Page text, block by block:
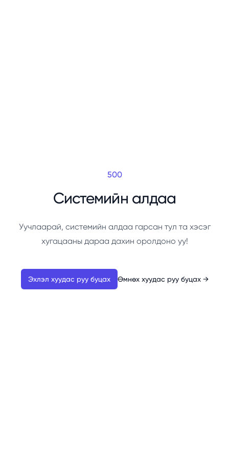
500
Системийн алдаа
Уучлаарай, системийн алдаа гарсан тул та хэсэг
хугацааны дараа дахин оролдоно уу!
Эхлэл хуудас руу буцах Өмнөх хуудас руу буцах →